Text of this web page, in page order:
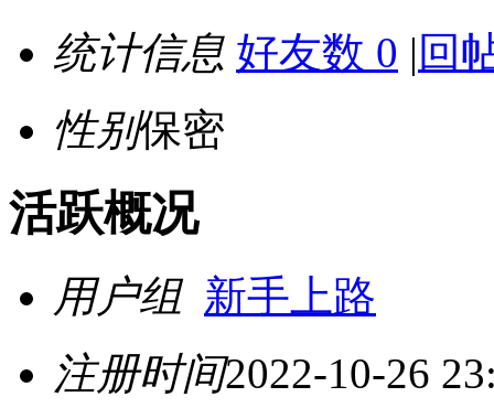
统计信息 好友数 0 | 回
性别保密
活跃概况
用户组 新手上路
注册时间2022-10-26